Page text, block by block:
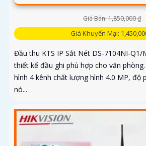
Giá Bán: 1,850,000 ₫
Giá Khuyến Mại:
Đầu thu KTS IP Sắt Nét DS-7104NI-Q1/
thiết kế đầu ghi phù hợp cho văn
hình 4 kênh chất lượng hình 4.0 MP, độ
nó...